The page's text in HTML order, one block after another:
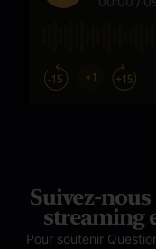
Suivez-
streaming
Pour soutenir